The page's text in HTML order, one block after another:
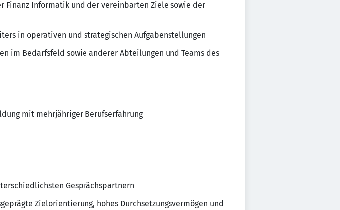
Finanz Informatik und der vereinbarten Ziele sowie der
in operativen und strategischen Aufgabenstellungen
im Bedarfsfeld sowie anderer Abteilungen und Teams des
mit mehrjähriger Berufserfahrung
Gesprächspartnern
Zielorientierung, hohes Durchsetzungsvermögen und